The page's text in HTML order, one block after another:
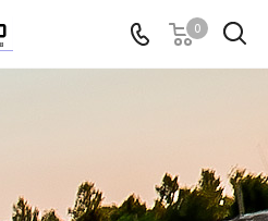
0